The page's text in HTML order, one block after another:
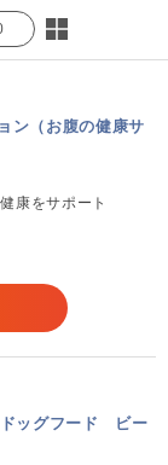
ン（お腹の健康サ
康をサポート
ッグフード ビー